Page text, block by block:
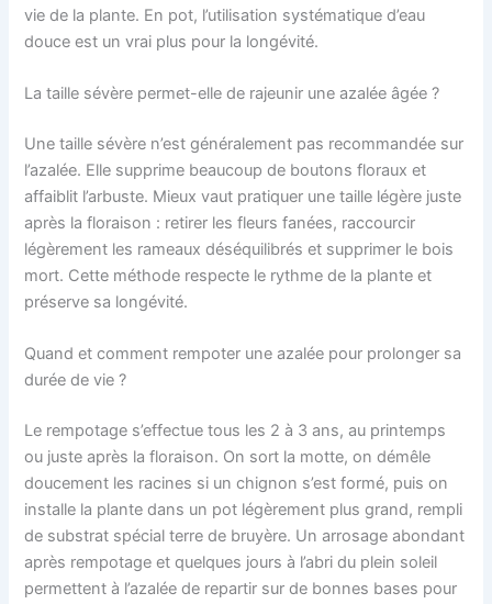
vie de la plante. En pot, l’utilisation systématique d’eau
douce est un vrai plus pour la longévité.
La taille sévère permet-elle de rajeunir une azalée âgée ?
Une taille sévère n’est généralement pas recommandée sur
l’azalée. Elle supprime beaucoup de boutons floraux et
affaiblit l’arbuste. Mieux vaut pratiquer une taille légère juste
après la floraison : retirer les fleurs fanées, raccourcir
légèrement les rameaux déséquilibrés et supprimer le bois
mort. Cette méthode respecte le rythme de la plante et
préserve sa longévité.
Quand et comment rempoter une azalée pour prolonger sa
durée de vie ?
Le rempotage s’effectue tous les 2 à 3 ans, au printemps
ou juste après la floraison. On sort la motte, on démêle
doucement les racines si un chignon s’est formé, puis on
installe la plante dans un pot légèrement plus grand, rempli
de substrat spécial terre de bruyère. Un arrosage abondant
après rempotage et quelques jours à l’abri du plein soleil
permettent à l’azalée de repartir sur de bonnes bases pour